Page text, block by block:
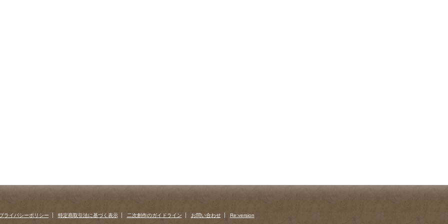
ライバシーポリシー 特定商取引法に基づく表示 二次創作のガイドライン お問い合わせ Re:version